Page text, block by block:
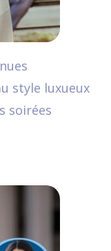
style luxueux
soirées